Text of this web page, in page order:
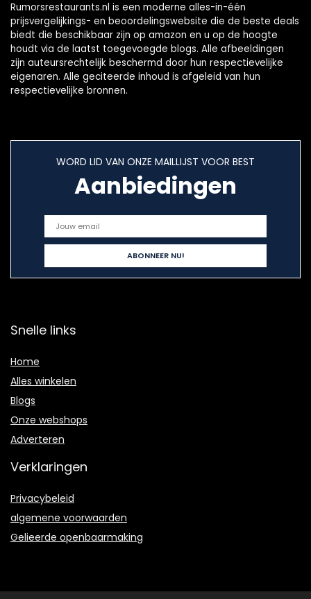
Rumorsrestaurants.nl is een moderne alles-in-één
prijsvergelijkings- en beoordelingswebsite die de beste deals
biedt die beschikbaar zijn op amazon en u op de hoogte
houdt via de laatst toegevoegde blogs. Alle afbeeldingen
zijn auteursrechtelijk beschermd door hun respectievelijke
eigenaren. Alle geciteerde inhoud is afgeleid van hun
respectievelijke bronnen.
WORD LID VAN ONZE MAILLIJST VOOR BEST
Aanbiedingen
Snelle links
Home
Alles winkelen
Blogs
Onze webshops
Adverteren
Verklaringen
Privacybeleid
algemene voorwaarden
Gelieerde openbaarmaking